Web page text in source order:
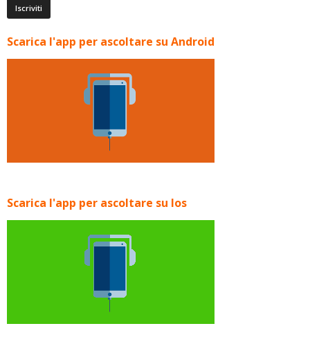
Scarica l'app per ascoltare su Android
Scarica l'app per ascoltare su Ios